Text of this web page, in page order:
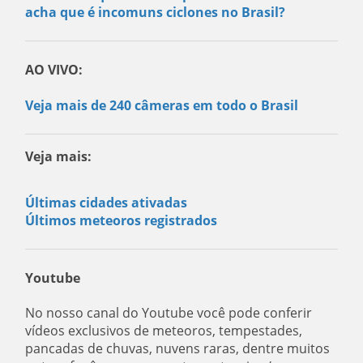
acha que é incomuns ciclones no Brasil?
AO VIVO:
Veja mais de 240 câmeras em todo o Brasil
Veja mais:
Últimas cidades ativadas
Últimos meteoros registrados
Youtube
No nosso canal do Youtube você pode conferir
vídeos exclusivos de meteoros, tempestades,
pancadas de chuvas, nuvens raras, dentre muitos